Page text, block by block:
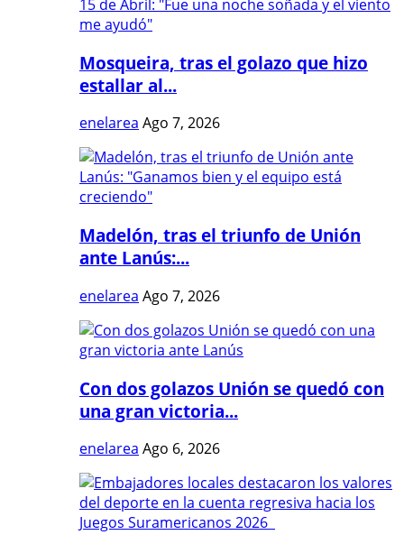
Mosqueira, tras el golazo que hizo
estallar al...
enelarea Ago 7, 2026
Madelón, tras el triunfo de Unión
ante Lanús:...
enelarea Ago 7, 2026
Con dos golazos Unión se quedó con
una gran victoria...
enelarea Ago 6, 2026